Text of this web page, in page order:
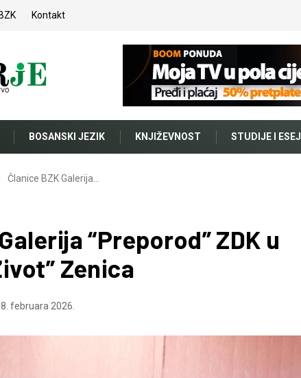
Kontakt
BOSANSKI JEZIK KNJIŽEVNOST STUDIJE I ESEJI
Članice BZK Galerija…
“Preporod” ZDK u
Zenica
februara 2026.